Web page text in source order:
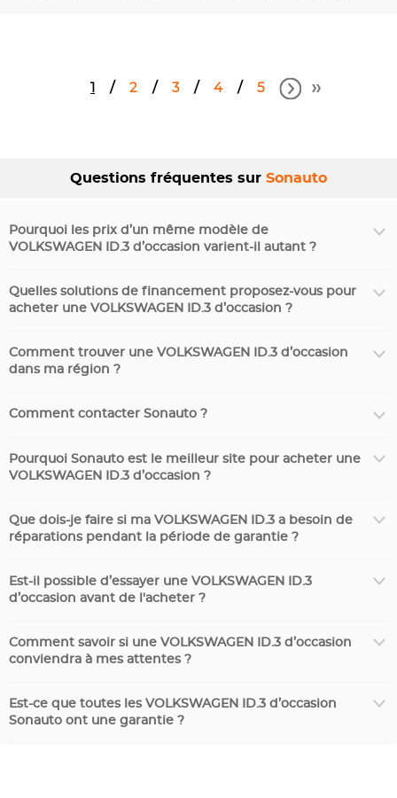
2 3 4 5
Questions fréquentes sur Sonauto
Pourquoi les prix d’un même modèle de
VOLKSWAGEN ID.3 d’occasion varient-il autant ?
Quelles solutions de financement proposez-vous pour
acheter une VOLKSWAGEN ID.3 d’occasion ?
Comment trouver une VOLKSWAGEN ID.3 d’occasion
dans ma région ?
Comment contacter Sonauto ?
Pourquoi Sonauto est le meilleur site pour acheter une
VOLKSWAGEN ID.3 d’occasion ?
Que dois-je faire si ma VOLKSWAGEN ID.3 a besoin de
réparations pendant la période de garantie ?
Est-il possible d’essayer une VOLKSWAGEN ID.3
d’occasion avant de l'acheter ?
Comment savoir si une VOLKSWAGEN ID.3 d’occasion
conviendra à mes attentes ?
Est-ce que toutes les VOLKSWAGEN ID.3 d’occasion
Sonauto ont une garantie ?